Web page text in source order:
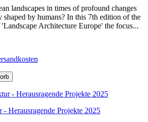
landscapes in times of profound changes
shaped by humans? In this 7th edition of the
Architecture Europe' the focus...
- Herausragende Projekte 2025